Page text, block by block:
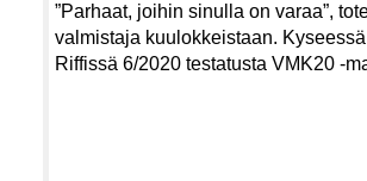
”Parhaat, joihin sinulla on varaa”,
valmistaja kuulokkeistaan.
Riffissä 6/2020 testatusta VMK20 -